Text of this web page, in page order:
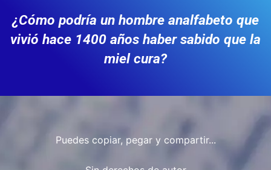
¿Cómo podría un hombre analfabeto que
vivió hace 1400 años haber sabido que la
miel cura?
Puedes copiar, pegar y compartir...